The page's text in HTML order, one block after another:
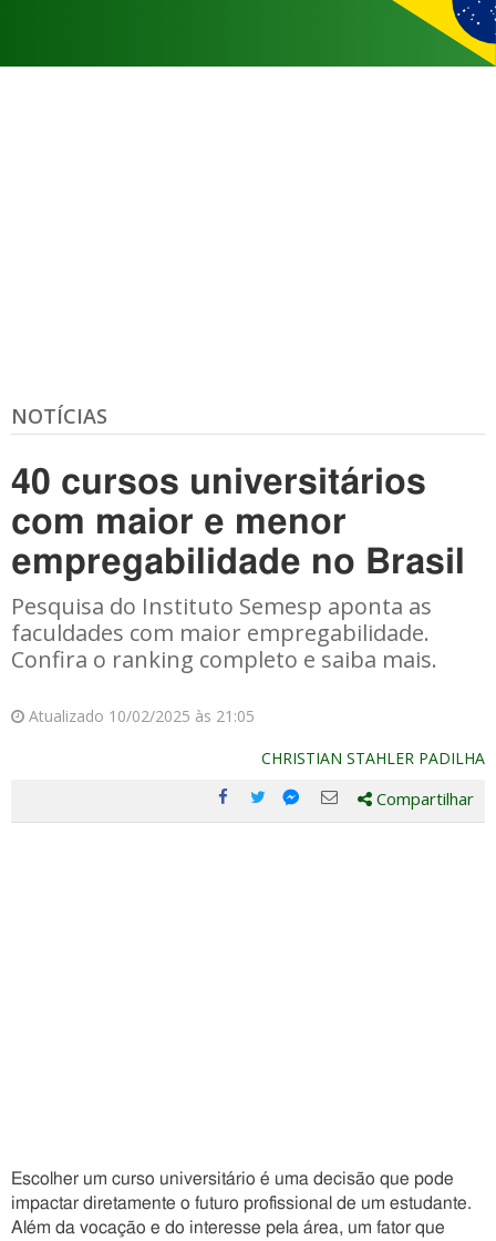
NOTÍCIAS
40 cursos universitários
com maior e menor
empregabilidade no Brasil
Pesquisa do Instituto Semesp aponta as
faculdades com maior empregabilidade.
Confira o ranking completo e saiba mais.
Atualizado 10/02/2025 às 21:05
CHRISTIAN STAHLER PADILHA
Compartilhe
Compartilhe
Compartilhe
Compartilhe
Compartilhar
Escolher um curso universitário é uma decisão que pode
impactar diretamente o futuro profissional de um estudante.
Além da vocação e do interesse pela área, um fator que